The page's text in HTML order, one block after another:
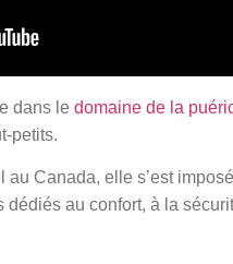
dans le domaine de la
petits.
Canada, elle s’est
au confort, à la